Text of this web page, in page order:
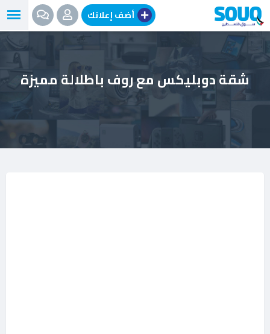
انتقل
إلى
المحتوى
أضف إعلانك
شقة دوبليكس مع روف باطلالة مميزة